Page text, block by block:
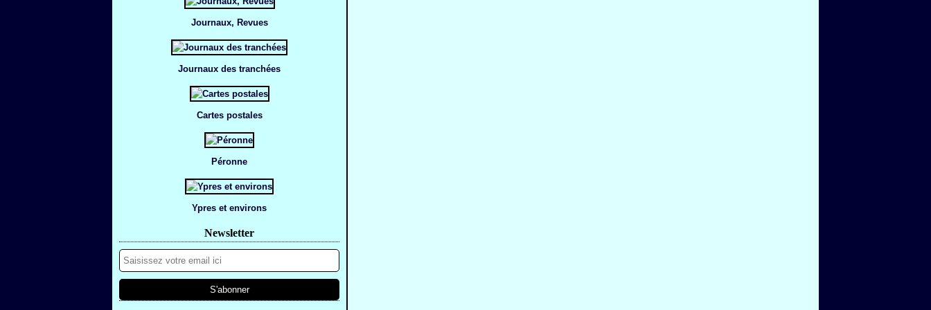
Journaux, Revues
Journaux des tranchées
Cartes postales
Péronne
Ypres et environs
Newsletter